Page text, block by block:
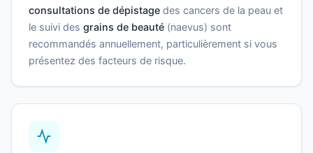
consultations de dépistage des cancers de la peau et
le suivi des grains de beauté (naevus) sont
recommandés annuellement, particulièrement si vous
présentez des facteurs de risque.